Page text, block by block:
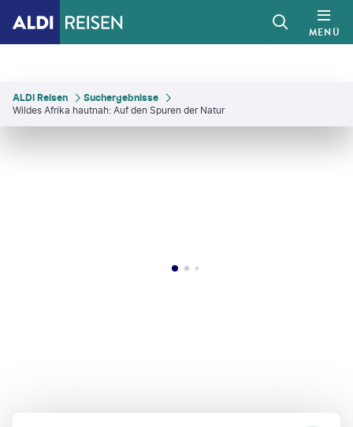
MENÜ
ALDI Reisen
Suchergebnisse
Wildes Afrika hautnah: Auf den Spuren der Natur